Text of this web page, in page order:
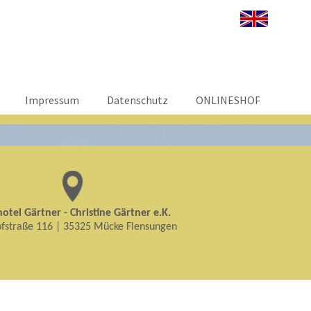
Impressum Datenschutz ONLINESHOP
Gärtner - Christine Gärtner e.K.
116 | 35325 Mücke Flensungen